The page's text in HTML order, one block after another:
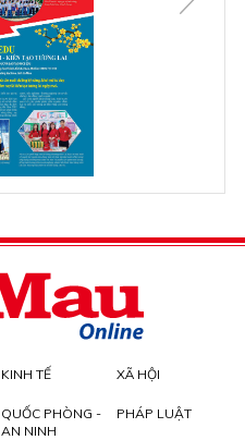
KINH TẾ XÃ HỘI
QUỐC PHÒNG -
AN NINH
PHÁP LUẬT